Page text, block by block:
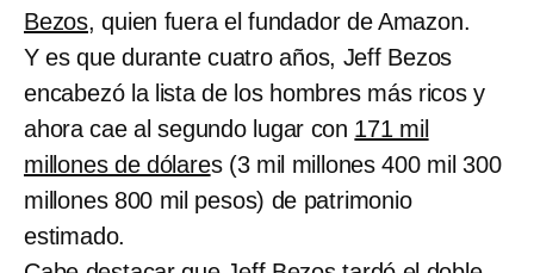
Bezos, quien fuera el fundador de Amazon.
Y es que durante cuatro años, Jeff Bezos
encabezó la lista de los hombres más ricos y
ahora cae al segundo lugar con 171 mil
millones de dólares (3 mil millones 400 mil 300
millones 800 mil pesos) de patrimonio
estimado.